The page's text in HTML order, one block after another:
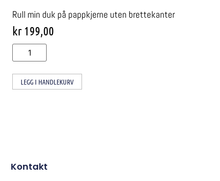
Rull min duk på pappkjerne uten brettekanter
kr 199,00
LEGG I HANDLEKURV
Kontakt